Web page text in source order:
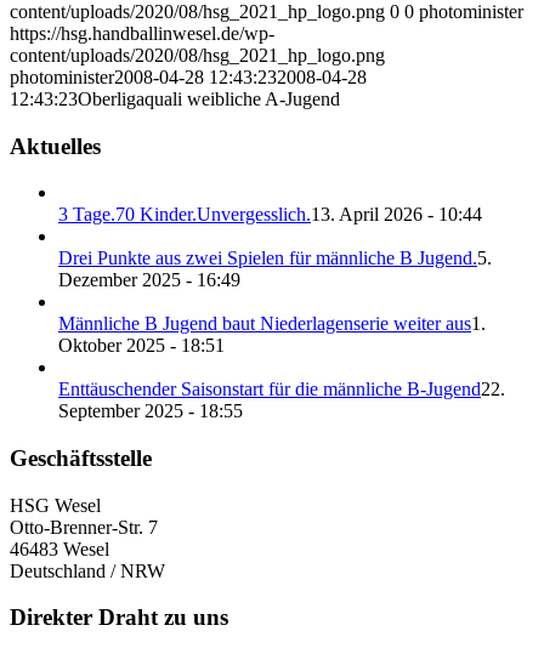
content/uploads/2020/08/hsg_2021_hp_logo.png 0 0 photominister
https://hsg.handballinwesel.de/wp-
content/uploads/2020/08/hsg_2021_hp_logo.png
photominister2008-04-28 12:43:232008-04-28
12:43:23Oberligaquali weibliche A-Jugend
Aktuelles
3 Tage.70 Kinder.Unvergesslich.13. April 2026 - 10:44
Drei Punkte aus zwei Spielen für männliche B Jugend.5.
Dezember 2025 - 16:49
Männliche B Jugend baut Niederlagenserie weiter aus1.
Oktober 2025 - 18:51
Enttäuschender Saisonstart für die männliche B-Jugend22.
September 2025 - 18:55
Geschäftsstelle
HSG Wesel
Otto-Brenner-Str. 7
46483 Wesel
Deutschland / NRW
Direkter Draht zu uns